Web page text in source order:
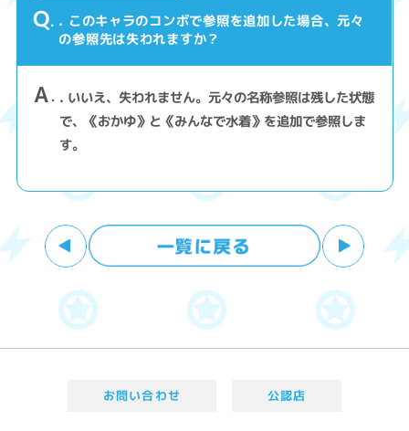
Q . このキャラのコンボで参照を追加した場合、元々
の参照先は失われますか？
A . いいえ、失われません。元々の名称参照は残した状態
で、《おかゆ》と《みんなで水着》を追加で参照しま
す。
お問い合わせ 公認店